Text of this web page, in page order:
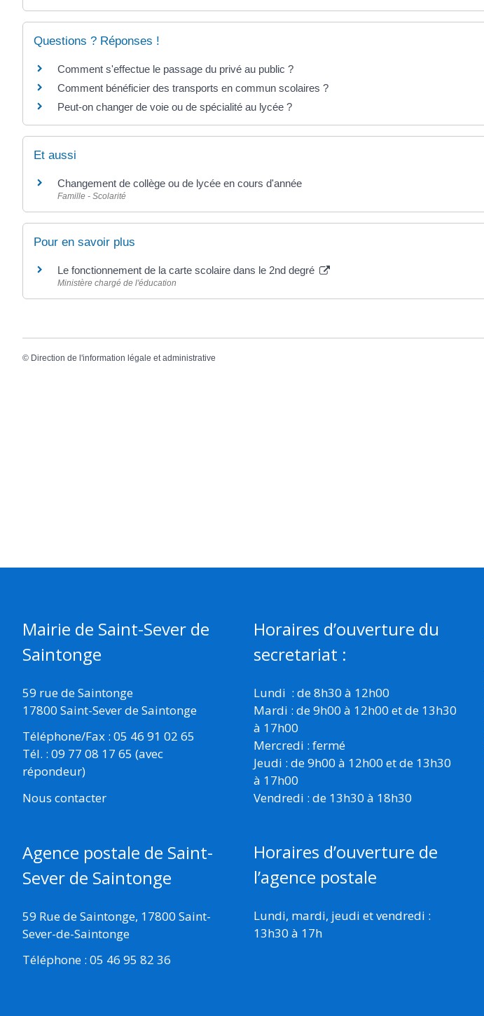
Questions ? Réponses !
Comment s'effectue le passage du privé au public ?
Comment bénéficier des transports en commun scolaires ?
Peut-on changer de voie ou de spécialité au lycée ?
Et aussi
Changement de collège ou de lycée en cours d'année
Famille - Scolarité
Pour en savoir plus
Le fonctionnement de la carte scolaire dans le 2nd degré
Ministère chargé de l'éducation
© Direction de l'information légale et administrative
Mairie de Saint-Sever de
Saintonge
59 rue de Saintonge
17800 Saint-Sever de Saintonge
Téléphone/Fax : 05 46 91 02 65
Tél. : 09 77 08 17 65 (avec
répondeur)
Nous contacter
Agence postale de Saint-
Sever de Saintonge
59 Rue de Saintonge, 17800 Saint-
Sever-de-Saintonge
Téléphone : 05 46 95 82 36
Horaires d’ouverture du
secretariat :
Lundi : de 8h30 à 12h00
Mardi : de 9h00 à 12h00 et de 13h30
à 17h00
Mercredi : fermé
Jeudi : de 9h00 à 12h00 et de 13h30
à 17h00
Vendredi : de 13h30 à 18h30
Horaires d’ouverture de
l’agence postale
Lundi, mardi, jeudi et vendredi :
13h30 à 17h